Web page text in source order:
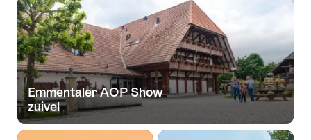
Emmentaler AOP Show
zuivel